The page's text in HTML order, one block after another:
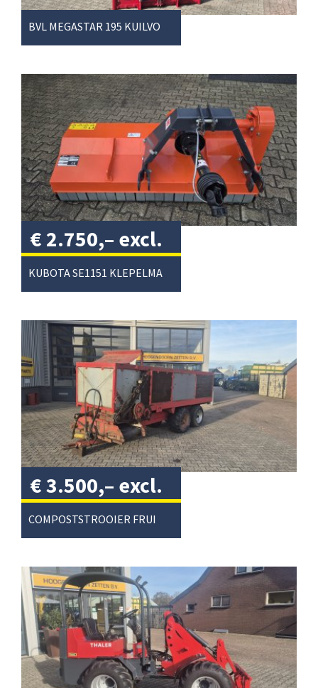
€ 2.750,– excl.
btw/
€3.500,– excl.
btw/